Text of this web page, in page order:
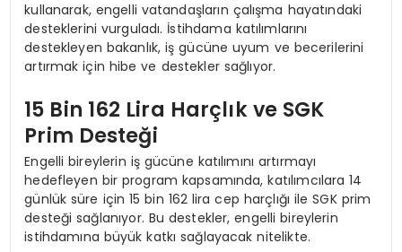
kullanarak, engelli vatandaşların çalışma hayatındaki
desteklerini vurguladı. İstihdama katılımlarını
destekleyen bakanlık, iş gücüne uyum ve becerilerini
artırmak için hibe ve destekler sağlıyor.
15 Bin 162 Lira Harçlık ve SGK
Prim Desteği
Engelli bireylerin iş gücüne katılımını artırmayı
hedefleyen bir program kapsamında, katılımcılara 14
günlük süre için 15 bin 162 lira cep harçlığı ile SGK prim
desteği sağlanıyor. Bu destekler, engelli bireylerin
istihdamına büyük katkı sağlayacak nitelikte.